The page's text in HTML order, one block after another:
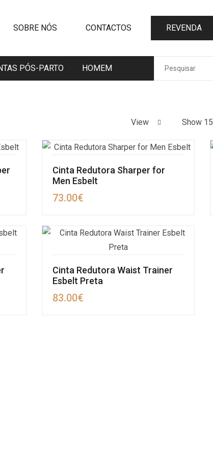
SOBRE NÓS CONTACTOS REVENDA
PÓS-PARTO HOMEM
View Show 15
Cinta Redutora Sharper for
Men Esbelt
73.00€
Cinta Redutora Waist Trainer
Esbelt Preta
83.00€